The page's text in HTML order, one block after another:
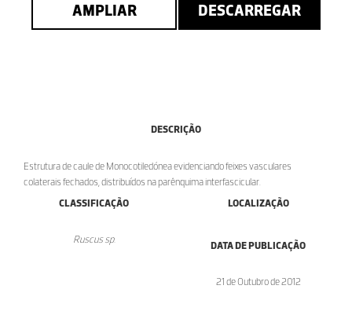
AMPLIAR DESCARREGAR
DESCRIÇÃO
Estrutura de caule de Monocotiledónea evidenciando feixes vasculares
colaterais fechados, distribuídos na parênquima interfascicular.
CLASSIFICAÇÃO
Ruscus sp.
LOCALIZAÇÃO
DATA DE PUBLICAÇÃO
21 de Outubro de 2012